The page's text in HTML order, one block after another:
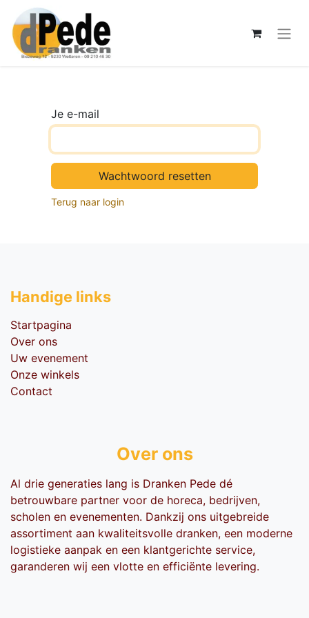
Je e-mail
Wachtwoord resetten
Terug naar login
Handige li​nks
Startpagina
Over ons
Uw evenement
Onze winkels
Contact
Over ons
Al drie generaties lang is Dranken Pede dé
betrouwbare partner voor de horeca, bedrijven,
scholen en evenementen. Dankzij ons uitgebreide
assortiment aan kwaliteitsvolle dranken, een moderne
logistieke aanpak en een klantgerichte service,
garanderen wij een vlotte en efficiënte levering.